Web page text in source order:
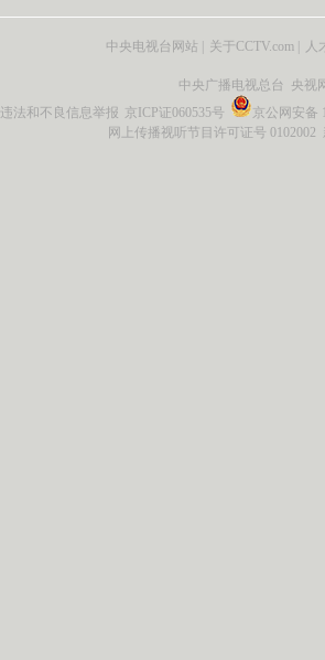
中央电视台网站 关于CCTV.com 人
中央广播电视总台 央视
违法和不良信息举报 京ICP证060535号
京公网安备
网上传播视听节目许可证号 0102002